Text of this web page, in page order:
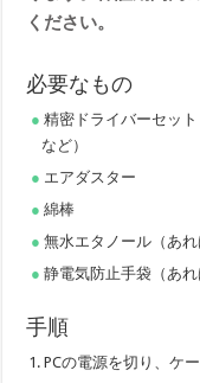
ください。
必要なもの
精密ドライバーセッ
など）
エアダスター
綿棒
無水エタノール（あれ
静電気防止手袋（あれ
手順
PCの電源を切り、ケ